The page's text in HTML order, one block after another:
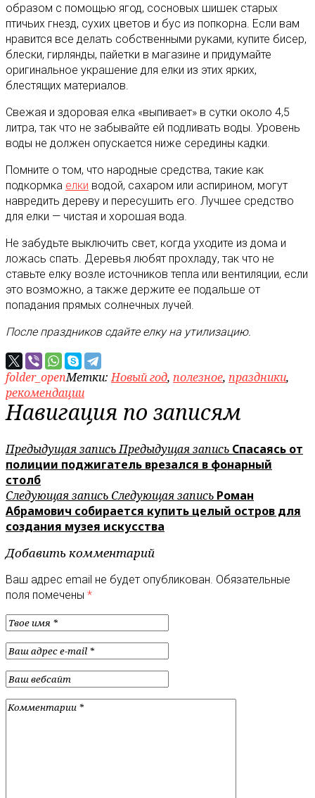
образом с помощью ягод, сосновых шишек старых
птичьих гнезд, сухих цветов и бус из попкорна. Если вам
нравится все делать собственными руками, купите бисер,
блески, гирлянды, пайетки в магазине и придумайте
оригинальное украшение для елки из этих ярких,
блестящих материалов.
Свежая и здоровая елка «выпивает» в сутки около 4,5
литра, так что не забывайте ей подливать воды. Уровень
воды не должен опускается ниже середины кадки.
Помните о том, что народные средства, такие как
подкормка елки водой, сахаром или аспирином, могут
навредить дереву и пересушить его. Лучшее средство
для елки — чистая и хорошая вода.
Не забудьте выключить свет, когда уходите из дома и
ложась спать. Деревья любят прохладу, так что не
ставьте елку возле источников тепла или вентиляции, если
это возможно, а также держите ее подальше от
попадания прямых солнечных лучей.
После праздников сдайте елку на утилизацию.
folder_openМетки:Новый год, полезное, праздники,
рекомендации
Навигация по записям
Предыдущая записьПредыдущая запись Спасаясь от
полиции поджигатель врезался в фонарный
столб
Следующая запись Следующая запись Роман
Абрамович собирается купить целый остров для
создания музея искусства
Добавить комментарий
Ваш адрес email не будет опубликован. Обязательные
поля помечены *